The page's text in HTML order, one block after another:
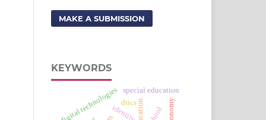
MAKE A SUBMISSION
KEYWORDS
identity.
digital technologies special education
dtics